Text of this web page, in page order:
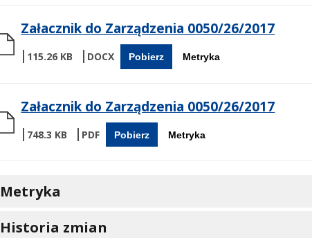
Załacznik do Zarządzenia 0050/26/2017
115.26 KB Pobierz Metryka
Załacznik do Zarządzenia 0050/26/2017
748.3 KB Pobierz Metryka
Metryka
Historia zmian